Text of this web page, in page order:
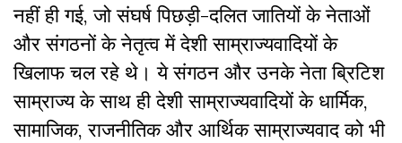
नहीं ही गई, जो संघर्ष पिछड़ी-दलित जातियों के नेताओं
और संगठनों के नेतृत्व में देशी साम्राज्यवादियों के
खिलाफ चल रहे थे। ये संगठन और उनके नेता ब्रिटिश
साम्राज्य के साथ ही देशी साम्राज्यवादियों के धार्मिक,
सामाजिक, राजनीतिक और आर्थिक साम्राज्यवाद को भी